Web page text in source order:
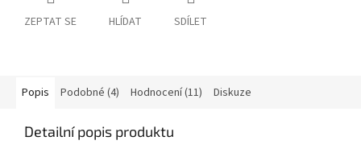
ZEPTAT SE HLÍDAT SDÍLET
Popis Podobné (4) Hodnocení (11) Diskuze
Detailní popis produktu